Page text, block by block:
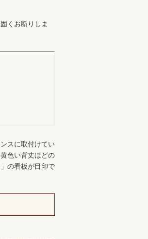
くお断りしま
スに取付けてい
色い背丈ほどの
の看板が目印で